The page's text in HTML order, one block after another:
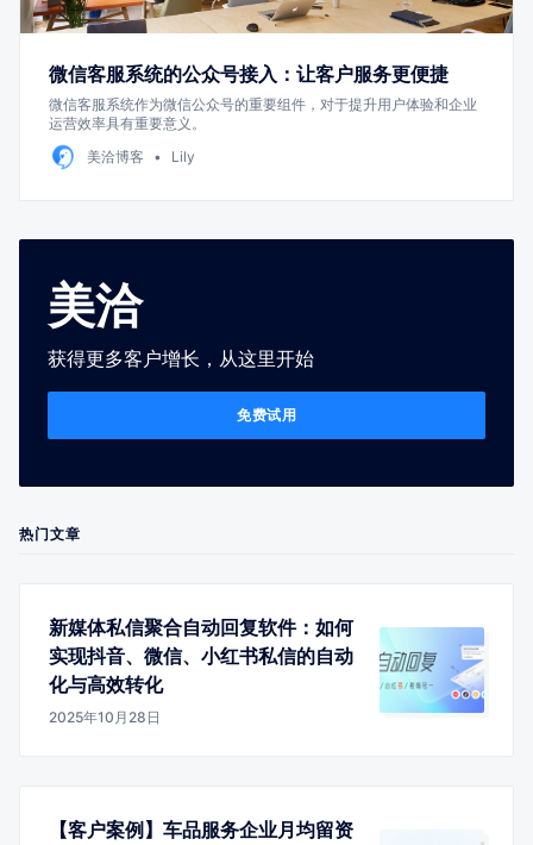
微信客服系统的公众号接入：让客户服务更便捷
微信客服系统作为微信公众号的重要组件，对于提升用户体验和企业
运营效率具有重要意义。
美洽博客
Lily
美洽
获得更多客户增长，从这里开始
免费试用
热门文章
新媒体私信聚合自动回复软件：如何
实现抖音、微信、小红书私信的自动
化与高效转化
2025年10月28日
【客户案例】车品服务企业月均留资